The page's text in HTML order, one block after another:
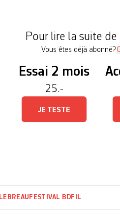
Pour lire la suite
Vous êtes déjà abonné?
Essai 2 mois
25.-
JE TESTE
FESTIVAL BDFIL